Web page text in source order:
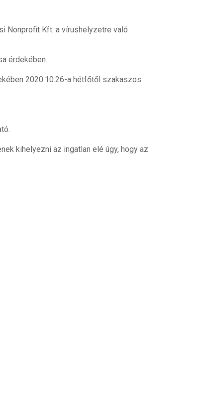
Nonprofit Kft. a vírushelyzetre való
érdekében.
2020.10.26-a hétfőtől szakaszos
kihelyezni az ingatlan elé úgy, hogy az